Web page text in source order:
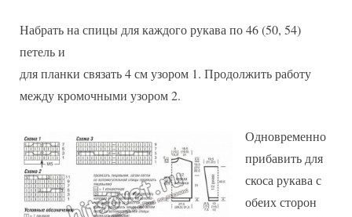
Набрать на спицы для каждого рукава по 46 (50, 54)
петель и
для планки связать 4 см узором 1. Продолжить работу
между кромочными узором 2.
Одновременно
прибавить для
скоса рукава с
обеих сторон